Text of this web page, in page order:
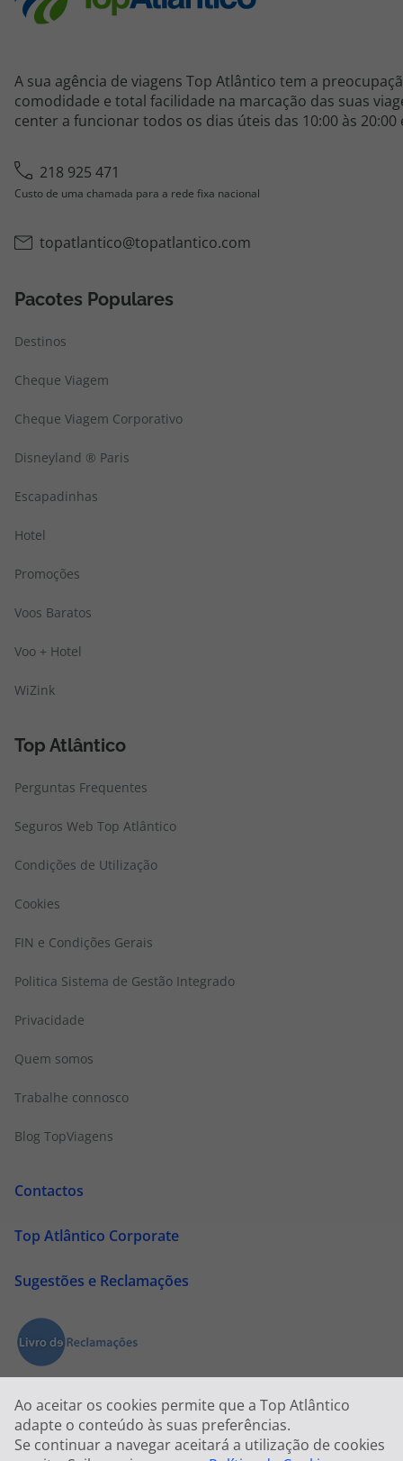
Ao aceitar os cookies permite que a Top Atlântico
adapte o conteúdo às suas preferências.
Se continuar a navegar aceitará a utilização de cookies
A sua agência de viagens Top Atlântico tem a
comodidade e total facilidade na marcação das suas
center a funcionar todos os dias úteis das 10:00 às 20:00
218 925 471
Custo de uma chamada para a rede fixa nacional
topatlantico@topatlantico.com
Pacotes Populares
Destinos
Cheque Viagem
Cheque Viagem Corporativo
Disneyland ® Paris
Escapadinhas
Hotel
Promoções
Voos Baratos
Voo + Hotel
WiZink
Top Atlântico
Perguntas Frequentes
Seguros Web Top Atlântico
Condições de Utilização
Cookies
FIN e Condições Gerais
Politica Sistema de Gestão Integrado
Privacidade
Quem somos
Trabalhe connosco
Blog TopViagens
Contactos
Top Atlântico Corporate
Sugestões e Reclamações